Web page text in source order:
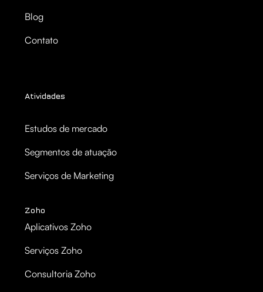
Blog
Contato
Atividades
Estudos de mercado
Segmentos de atuação
Serviços de Marketing
Zoho
Aplicativos Zoho
Serviços Zoho
Consultoria Zoho